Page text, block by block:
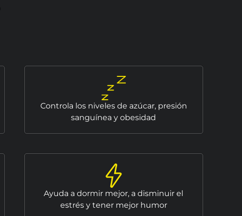
Controla los niveles de azúcar, presión
sanguínea y obesidad
Ayuda a dormir mejor, a disminuir el
estrés y tener mejor humor